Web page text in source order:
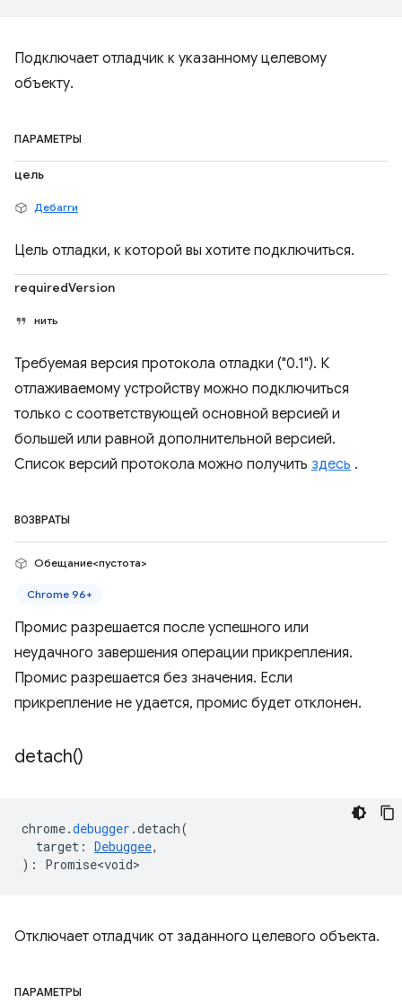
Подключает отладчик к указанному целевому
объекту.
ПАРАМЕТРЫ
цель
Дебагги
Цель отладки, к которой вы хотите подключиться.
requiredVersion
нить
Требуемая версия протокола отладки ("0.1"). К
отлаживаемому устройству можно подключиться
только с соответствующей основной версией и
большей или равной дополнительной версией.
Список версий протокола можно получить здесь .
ВОЗВРАТЫ
Обещание<пустота>
Chrome 96+
Промис разрешается после успешного или
неудачного завершения операции прикрепления.
Промис разрешается без значения. Если
прикрепление не удается, промис будет отклонен.
detach()
chrome.debugger .detach(
target : Debuggee,
) : Promise<void>
Отключает отладчик от заданного целевого объекта.
ПАРАМЕТРЫ